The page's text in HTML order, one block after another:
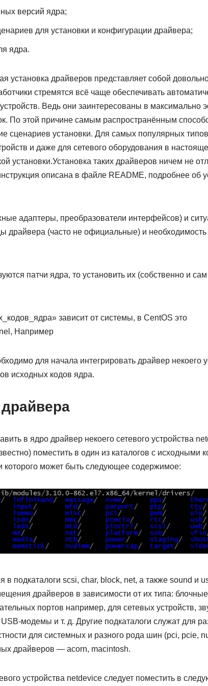
версий ядра;
для установки и конфигурации драйвера;
ядра.
установка драйверов представляет собой
стремятся всё чаще обеспечивать
Ведь они заинтересованы в максимально
По этой причине самым распространённым
сценариев установки. Для самых популярных типов
и даже для сетевого оборудования в
установки.Установка таких драйверов ничем не
описана в файле README, подробнее об
адаптеры, преобразователи интерфейсов) и
драйвера (часто не официальные) и необходимость
патчи ядра, то установить их (собственно и
зависит от системы, в CentOS это
Например
для начала интегрировать драйвер некоего
исходных кодов ядра.
в ядро драйвер некоего сетевого устройства
поместить в один из каталогов с исходными
которого может быть следующее содержимое:
подкаталоги scsi, char, block, net, а также sound и
драйверов в зависимости от их типа:
портов например, для сетевых устройств,
модемы и т. д. Другие подкаталоги служат для
для системных и разного рода шин (pci, pcie,
драйверов — acorn, macintosh.
устройства netdevice следует поместить в